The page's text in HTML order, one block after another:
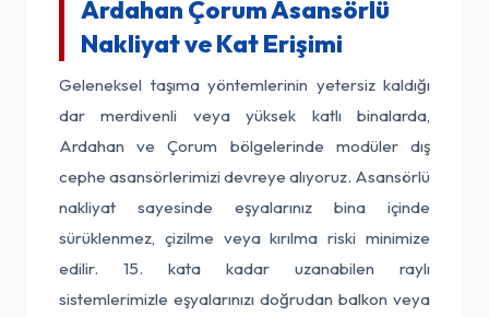
Ardahan Çorum Asansörlü
Nakliyat ve Kat Erişimi
Geleneksel taşıma yöntemlerinin yetersiz kaldığı
dar merdivenli veya yüksek katlı binalarda,
Ardahan ve Çorum bölgelerinde modüler dış
cephe asansörlerimizi devreye alıyoruz. Asansörlü
nakliyat sayesinde eşyalarınız bina içinde
sürüklenmez, çizilme veya kırılma riski minimize
edilir. 15. kata kadar uzanabilen raylı
sistemlerimizle eşyalarınızı doğrudan balkon veya